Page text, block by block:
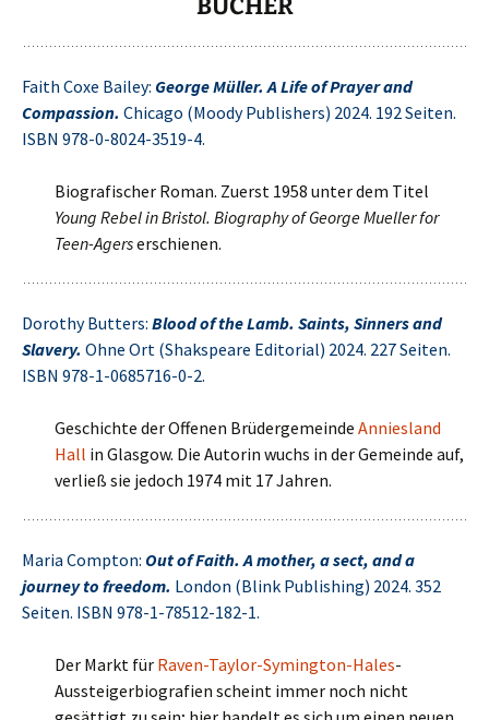
BÜCHER
Faith Coxe Bailey: George Müller. A Life of Prayer and
Compassion. Chicago (Moody Publishers) 2024. 192 Seiten.
ISBN 978-0-8024-3519-4.
Biografischer Roman. Zuerst 1958 unter dem Titel
Young Rebel in Bristol. Biography of George Mueller for
Teen-Agerserschienen.
Dorothy Butters: Blood of the Lamb. Saints, Sinners and
Slavery. Ohne Ort (Shakspeare Editorial) 2024. 227 Seiten.
ISBN 978-1-0685716-0-2.
Geschichte der Offenen Brüdergemeinde Anniesland
Hall in Glasgow. Die Autorin wuchs in der Gemeinde auf,
verließ sie jedoch 1974 mit 17 Jahren.
Maria Compton: Out of Faith. A mother, a sect, and a
journey to freedom. London (Blink Publishing) 2024. 352
Seiten. ISBN 978-1-78512-182-1.
Der Markt für Raven-Taylor-Symington-Hales-
Aussteigerbiografien scheint immer noch nicht